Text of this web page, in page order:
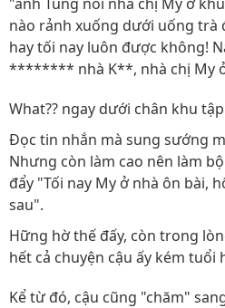
nào rảnh xuống dưới uống trà
hay tối nay luôn được không!
******** nhà K**, nhà chị My ở
What?? ngay dưới chân khu
Đọc tin nhắn mà sung sướng
Nhưng còn làm cao nên làm
đẩy "Tối nay My ở nhà ôn bài,
sau".
Hững hờ thế đấy, còn trong
hết cả chuyện cậu ấy kém tuổi
Kể từ đó, cậu cũng "chăm"